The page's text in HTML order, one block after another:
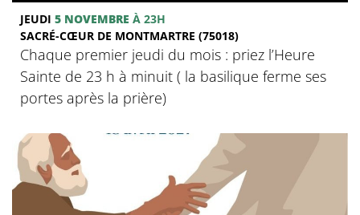
JEUDI 5 NOVEMBRE À 23H
SACRÉ-CŒUR DE MONTMARTRE (75018)
Chaque premier jeudi du mois : priez l’Heure
Sainte de 23 h à minuit ( la basilique ferme ses
portes après la prière)